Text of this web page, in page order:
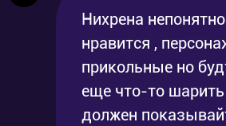
Нихрена
нравится ,
прикольные но
еще что-то
должен